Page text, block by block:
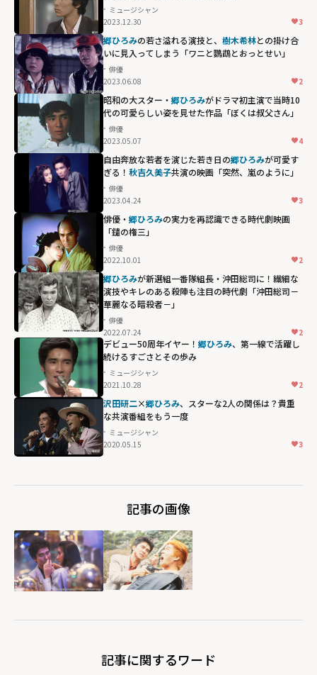
ミュージシャン
2023.12.30
3
郷ひろみの若さ溢れる演技と、 樹木希林との掛け合
いに見入ってしまう「ワニと鸚鵡とおっとせい」
俳優
2023.06.08
2
昭和の大スター・ 郷ひろみがドラマ初主演で当時10
代の可愛らしい姿を見せた作品「ぼくは叔父さん」
俳優
2023.05.07
4
自由奔放な若者を演じた若き日の郷ひろみが可愛す
ぎる！ 秋吉久美子共演の映画「突然、嵐のように」
俳優
2023.04.24
3
俳優・ 郷ひろみの実力を再認識できる時代劇映画
「鑓の権三」
俳優
2022.10.01
2
郷ひろみが新選組一番隊組長・沖田総司に！繊細な
演技やキレのある殺陣も注目の時代劇「沖田総司－
華麗なる暗殺者－」
俳優
2022.07.24
2
デビュー50周年イヤー！ 郷ひろみ、第一線で活躍し
続けるすごさとその歩み
ミュージシャン
2021.10.28
2
沢田研二×郷ひろみ、スターな2人の関係は？貴重
な共演番組をもう一度
ミュージシャン
2020.05.15
3
記事の画像
記事に関するワード